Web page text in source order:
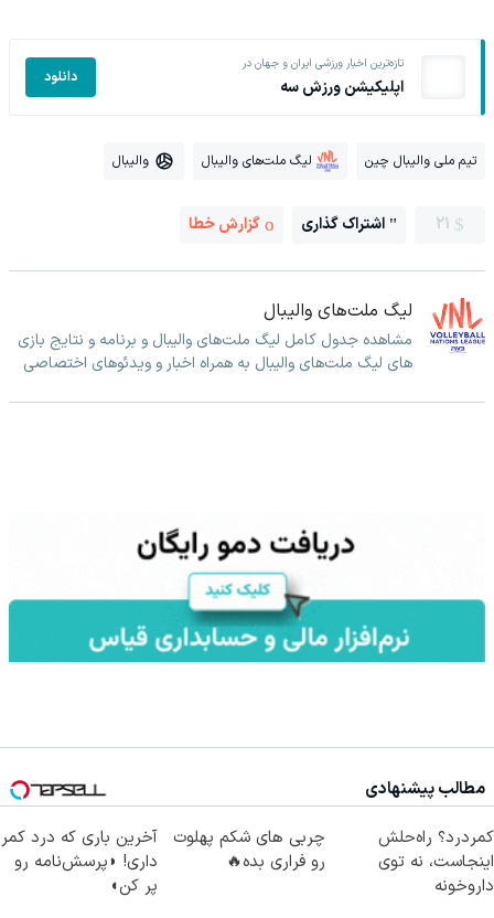
تازه‌ترین اخبار ورزشی ایران و جهان در
اپلیکیشن ورزش سه دانلود
تیم ملی والیبال چین لیگ ملت‌های والیبال والیبال
21 اشتراک گذاری گزارش خطا
لیگ ملت‌های والیبال
مشاهده جدول کامل لیگ ملت‌های والیبال و برنامه و نتایج بازی
های لیگ ملت‌های والیبال به همراه اخبار و ویدئوهای اختصاصی
مطالب پیشنهادی
کمردرد؟ راه‌حلش
اینجاست، نه توی
داروخونه
چربی های شکم پهلوت
رو فراری بده🔥
آخرین باری که درد کمر
داری! ◗پرسش‌نامه رو
پر کن◖